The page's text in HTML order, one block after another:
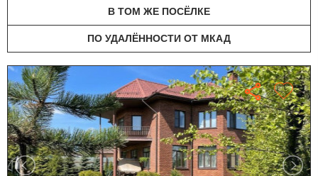
В ТОМ ЖЕ ПОСЁЛКЕ
ПО УДАЛЁННОСТИ ОТ МКАД